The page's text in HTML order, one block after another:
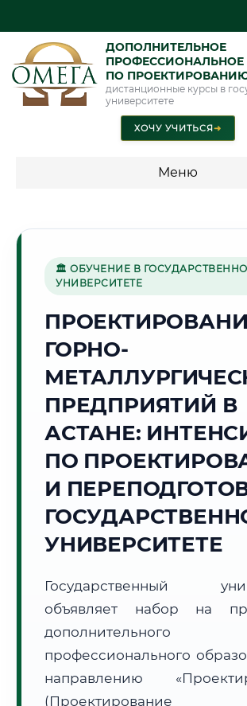
ДОПОЛНИТЕЛЬНОЕ
ПРОФЕССИОНАЛЬНОЕ
ПО
дистанционные курсы в
университете
ХОЧУ УЧИТЬСЯ➜
Меню
🌟
09:48:32
2026 г.
Погода в г. Астана: ☀️ +26°C ,
🌅 Восход: 04:53 🌇
📍 Региональная справка
Часовой пояс:
Формат учебы:
🗺️ Зона обслуживания: г. Астана
🏛 ОБУЧЕНИЕ В
УНИВЕРСИТЕТЕ
ГОРНО-
ПРЕДПРИЯТИЙ В
АСТАНЕ:
ПО
И
УНИВЕРСИТЕТЕ
Государственный
объявляет набор на
дополнительного
профессионального
направлению
(Проектирование